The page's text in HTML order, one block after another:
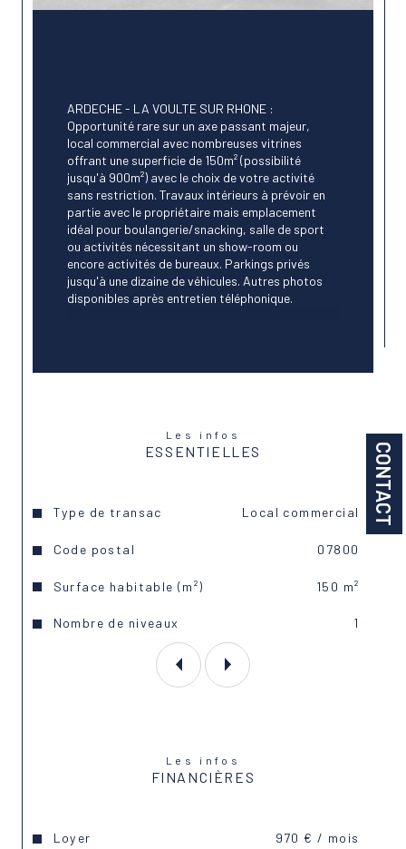
CONTACT
Les infos
ESSENTIELLES
Caractéristiques Valeurs
Type de transac Local commercial
Code postal 07800
Surface habitable (m²) 150 m²
Nombre de niveaux 1
ARDECHE - LA VOULTE SUR RHONE :
Opportunité rare sur un axe passant majeur,
local commercial avec nombreuses vitrines
offrant une superficie de 150m² (possibilité
jusqu'à 900m²) avec le choix de votre activité
sans restriction. Travaux intérieurs à prévoir en
partie avec le propriétaire mais emplacement
idéal pour boulangerie/snacking, salle de sport
ou activités nécessitant un show-room ou
encore activités de bureaux. Parkings privés
jusqu'à une dizaine de véhicules. Autres photos
disponibles après entretien téléphonique.
Les infos
FINANCIÈRES
Loyer 970 € / mois